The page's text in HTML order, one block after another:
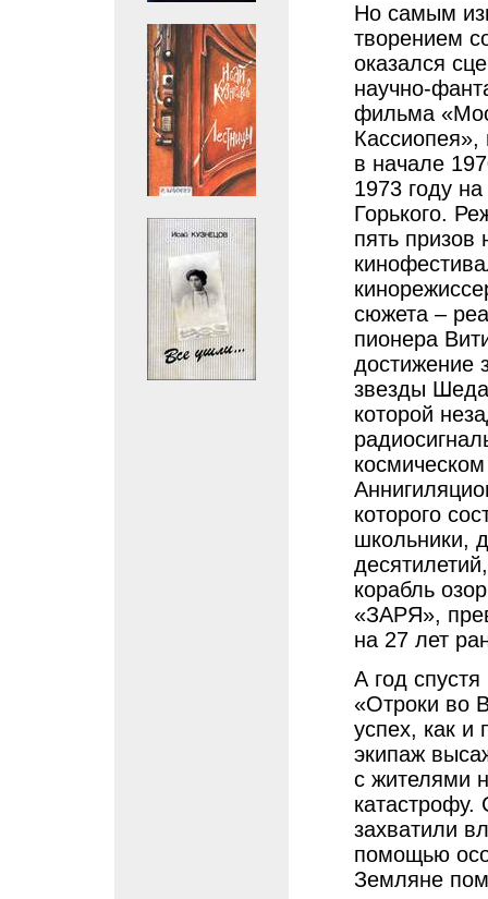
Но самым
творением
оказался
научно-
фильма
в начале
1973 году
Горького.
пять
сюжета –
пионера
достижение
звезды
которой
которого
школьники,
корабль
«ЗАРЯ»,
на 27 лет
А год
«Отроки во
успех, как и
экипаж
с жителями
захватили
помощью
Земляне